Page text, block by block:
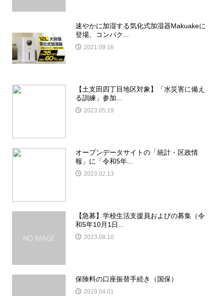
速やかに加湿する気化式加湿器Makuakeに
登場、コンパク...
2021.09.16
【土支田四丁目地区対象】「水災害に備え
る訓練」参加...
2023.05.19
オープンデータサイトの「統計・区政情
報」に「令和5年...
2023.02.13
【急募】学校生活支援員およびの募集（令
和5年10月1日...
2023.08.10
保険料の口座振替手続き（国保）
2019.04.01